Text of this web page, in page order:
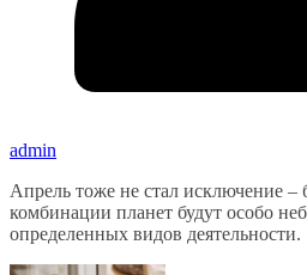
admin
Апрель тоже не стал исключение –
комбинации планет будут особо
определенных видов деятельности.